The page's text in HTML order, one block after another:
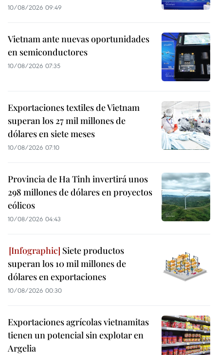
10/08/2026 09:49
Vietnam ante nuevas oportunidades
en semiconductores
10/08/2026 07:35
Exportaciones textiles de Vietnam
superan los 27 mil millones de
dólares en siete meses
10/08/2026 07:10
Provincia de Ha Tinh invertirá unos
298 millones de dólares en proyectos
eólicos
10/08/2026 04:43
Siete productos
superan los 10 mil millones de
dólares en exportaciones
10/08/2026 00:30
Exportaciones agrícolas vietnamitas
tienen un potencial sin explotar en
Argelia